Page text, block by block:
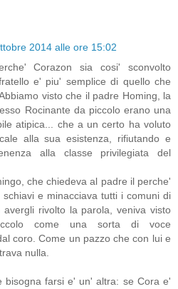
2014 alle ore 15:02
Corazon sia cosi' sconvolto
e' piu' semplice di quello che
visto che il padre Homing, la
Rocinante da piccolo erano una
atipica... che a un certo ha voluto
alla sua esistenza, rifiutando e
alla classe privilegiata del
che chiedeva al padre il perche'
e minacciava tutti i comuni di
rivolto la parola, veniva visto
come una sorta di voce
coro. Come un pazzo che con lui e
nulla.
bisogna farsi e' un' altra: se Cora e'